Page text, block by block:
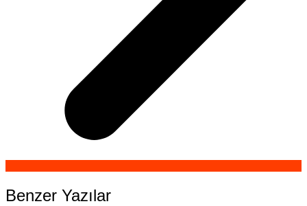
Benzer Yazılar